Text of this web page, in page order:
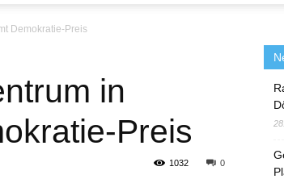
Demokratie-Preis
in
Preis
0
1032